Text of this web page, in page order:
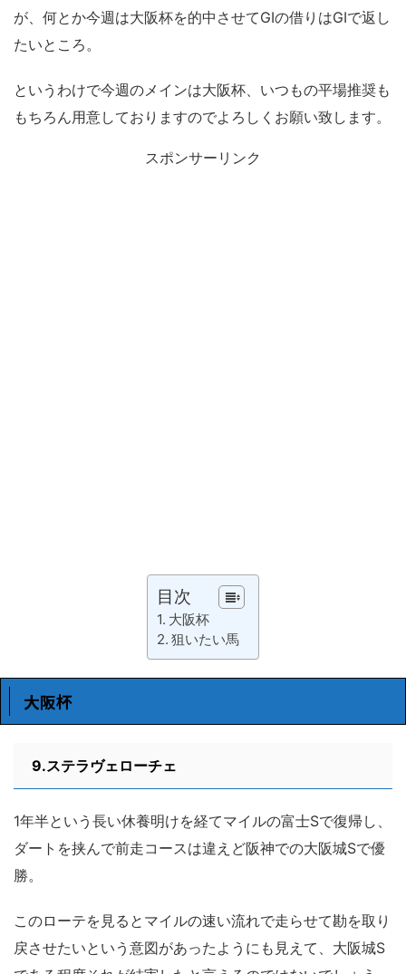
が、何とか今週は大阪杯を的中させてGⅠの借りはGⅠで返し
たいところ。
というわけで今週のメインは大阪杯、いつもの平場推奨も
もちろん用意しておりますのでよろしくお願い致します。
スポンサーリンク
目次
大阪杯
狙いたい馬
大阪杯
9.ステラヴェローチェ
1年半という長い休養明けを経てマイルの富士Sで復帰し、
ダートを挟んで前走コースは違えど阪神での大阪城Sで優
勝。
このローテを見るとマイルの速い流れで走らせて勘を取り
戻させたいという意図があったようにも見えて、大阪城S